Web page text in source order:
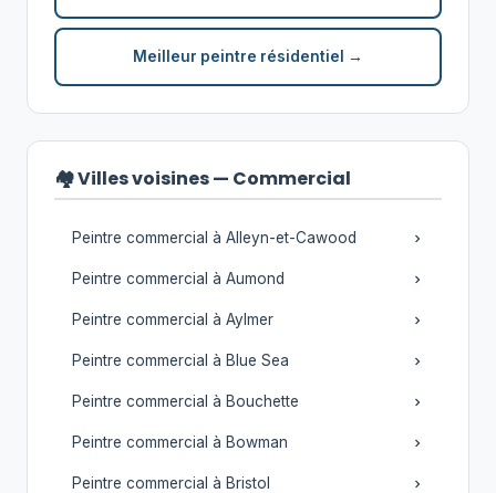
Meilleur peintre résidentiel →
🏘️ Villes voisines — Commercial
Peintre commercial à Alleyn-et-Cawood
Peintre commercial à Aumond
Peintre commercial à Aylmer
Peintre commercial à Blue Sea
Peintre commercial à Bouchette
Peintre commercial à Bowman
Peintre commercial à Bristol